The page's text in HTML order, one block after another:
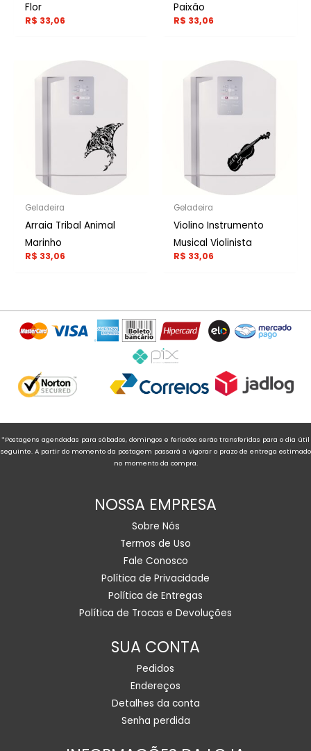
Flor
R$ 33,06
Paixão
R$ 33,06
Geladeira
Arraia Tribal Animal
Marinho
R$ 33,06
Geladeira
Violino Instrumento
Musical Violinista
R$ 33,06
*Postagens agendadas para sábados, domingos e feriados serão transferidas para o dia útil
seguinte. A partir do momento da postagem passará a vigorar o prazo de entrega estimado
no momento da compra.
NOSSA EMPRESA
Sobre Nós
Termos de Uso
Fale Conosco
Política de Privacidade
Política de Entregas
Política de Trocas e Devoluções
SUA CONTA
Pedidos
Endereços
Detalhes da conta
Senha perdida